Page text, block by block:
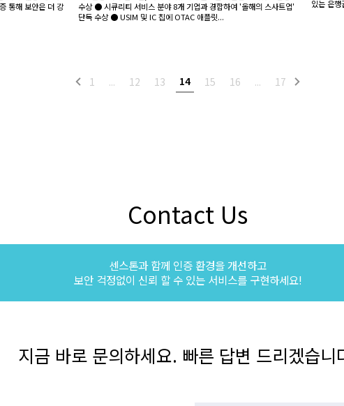
통해 보안은 더 강
수상 ● 시큐리티 서비스 분야 8개 기업과 경합하여 '올해의 스사트업'
단독 수상 ● USIM 및 IC 칩에 OTAC 애플릿...
있는 은
1 ... 12 13 14 15 16 ... 17
Contact Us
센스톤과 함께 인증 환경을 개선하고
보안 걱정없이 신뢰 할 수 있는 서비스를 구현하세요!
지금 바로 문의하세요. 빠른 답변 드리겠습니